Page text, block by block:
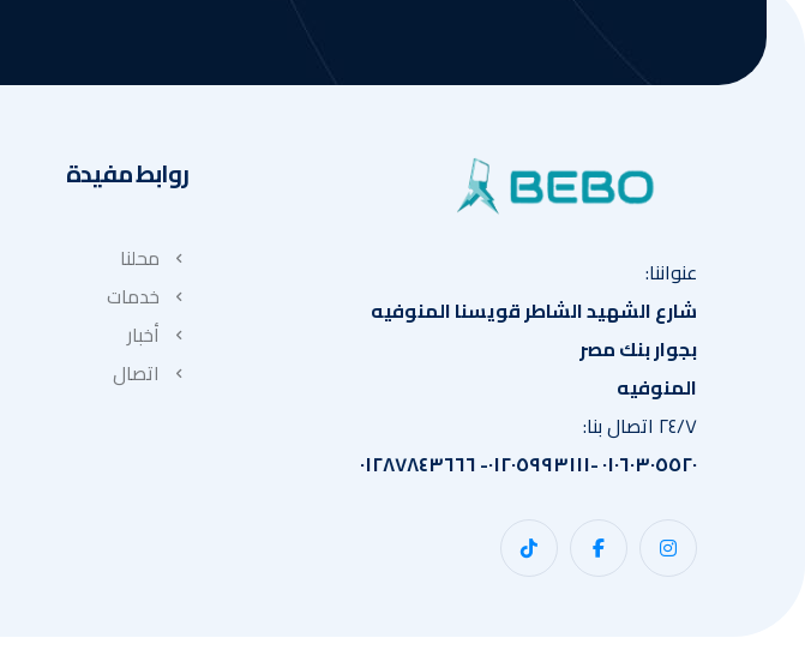
عنواننا:
شارع الشهيد الشاطر قويسنا المنوفيه
بجوار بنك مصر
المنوفيه
٢٤/٧ اتصال بنا:
٠١٠٦٠٣٠٥٥٢٠ -٠١٢٠٥٩٩٣١١١- ٠١٢٨٧٨٤٣٦٦٦
روابط مفيدة
محلنا
خدمات
أخبار
اتصال